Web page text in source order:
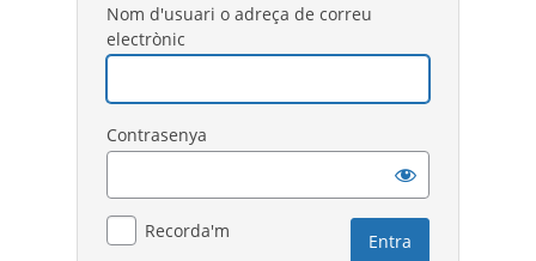
Nom d'usuari o adreça de correu
electrònic
Contrasenya
Recorda'm